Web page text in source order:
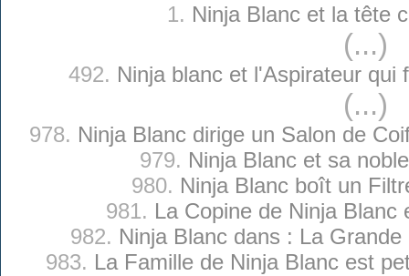
1. Ninja Blanc et la tête
(...)
492. Ninja blanc et l'Aspirateur qui
(...)
978. Ninja Blanc dirige un Salon de
979. Ninja Blanc et sa
980. Ninja Blanc boît un
981. La Copine de Ninja Blanc
982. Ninja Blanc dans : La
983. La Famille de Ninja Blanc est